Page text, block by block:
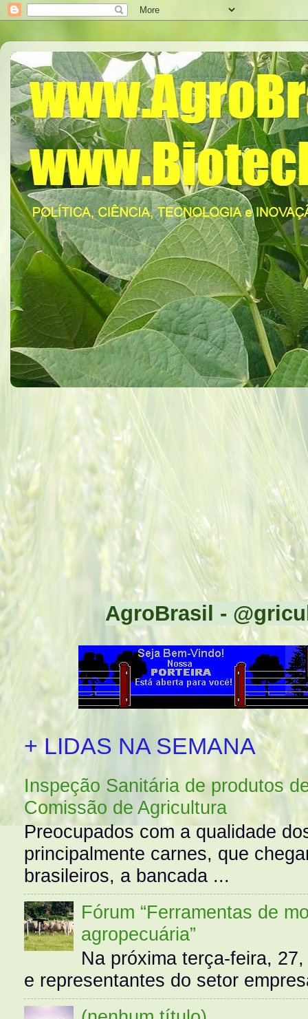
AgroBrasil -
+ LIDAS NA SEMANA
Inspeção Sanitária de produtos
Comissão de Agricultura
Preocupados com a qualidade
principalmente carnes, que
brasileiros, a bancada ...
Fórum “Ferramentas de
agropecuária”
Na próxima terça-feira,
e representantes do setor